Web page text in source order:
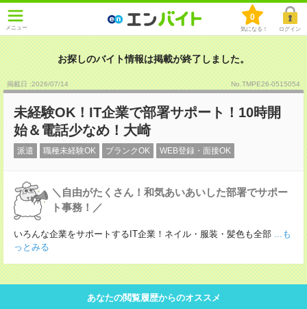
メニュー
0
気になる！ ログイン
お探しのバイト情報は掲載が終了しました。
掲載日 :2026/07/14 No.TMPE26-0515054
未経験OK！IT企業で部署サポート！10時開
始＆電話少なめ！大崎
派遣 職種未経験OK ブランクOK WEB登録・面接OK
＼自由がたくさん！和気あいあいした部署でサポー
ト事務！／
いろんな企業をサポートするIT企業！ネイル・服装・髪色も全部 ...も
っとみる
あなたの閲覧履歴からのオススメ